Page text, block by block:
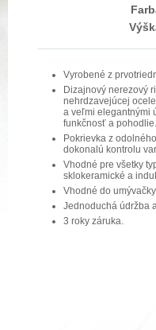
Vyrobené z
Dizajnový nerezový
nehrdzavejúcej
a veľmi elegantnými
funkčnosť a pohodlie.
Pokrievka z
dokonalú kontrolu
Vhodné pre všetky
sklokeramické a
Vhodné do
Jednoduchá údržba
3 roky záruka.